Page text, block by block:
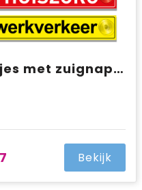
Bordjes met zuignappen
Bekijk